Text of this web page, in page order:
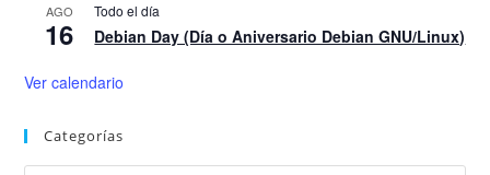
AGO
16
Todo el día
Debian Day (Día o Aniversario Debian GNU/Linux)
Ver calendario
Categorías